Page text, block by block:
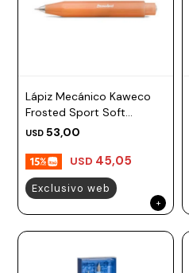
Lápiz Mecánico Kaweco
Frosted Sport Soft
Mandarine 0.7 mm
USD 53,00
USD 45,05
Exclusivo web